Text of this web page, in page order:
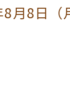
月8日